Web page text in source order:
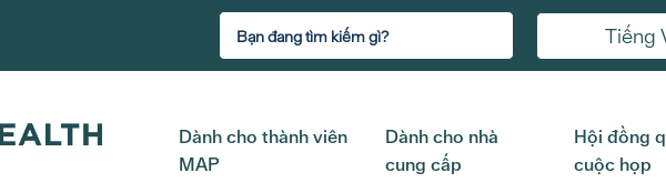
Tiếng
Dành cho thành viên
MAP
Dành cho nhà
cung cấp
Hội đồng
cuộc họp